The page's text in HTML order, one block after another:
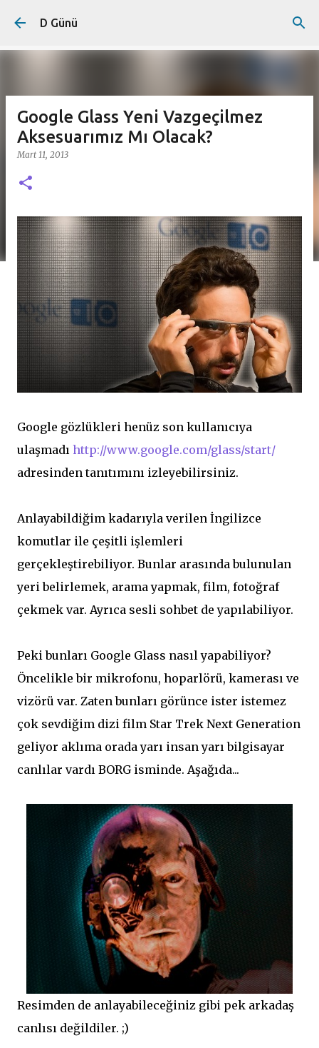
D Günü
Google Glass Yeni Vazgeçilmez
Aksesuarımız Mı Olacak?
Mart 11, 2013
Google gözlükleri henüz son kullanıcıya
ulaşmadı http://www.google.com/glass/start/
adresinden tanıtımını izleyebilirsiniz.
Anlayabildiğim kadarıyla verilen İngilizce
komutlar ile çeşitli işlemleri
gerçekleştirebiliyor. Bunlar arasında bulunulan
yeri belirlemek, arama yapmak, film, fotoğraf
çekmek var. Ayrıca sesli sohbet de yapılabiliyor.
Peki bunları Google Glass nasıl yapabiliyor?
Öncelikle bir mikrofonu, hoparlörü, kamerası ve
vizörü var. Zaten bunları görünce ister istemez
çok sevdiğim dizi film Star Trek Next Generation
geliyor aklıma orada yarı insan yarı bilgisayar
canlılar vardı BORG isminde. Aşağıda...
Resimden de anlayabileceğiniz gibi pek arkadaş
canlısı değildiler. ;)